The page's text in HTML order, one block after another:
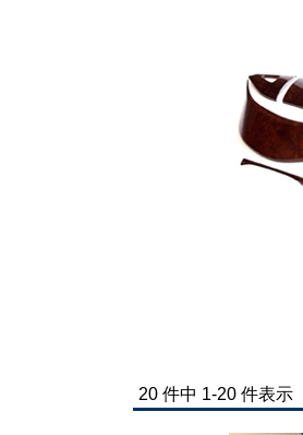
20 件中 1-20 件表示